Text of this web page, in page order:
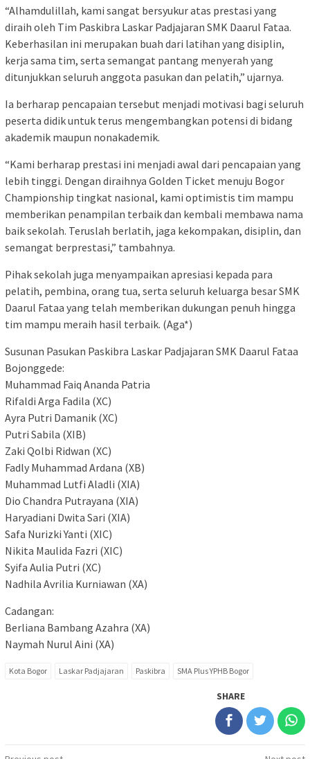
“Alhamdulillah, kami sangat bersyukur atas prestasi yang
diraih oleh Tim Paskibra Laskar Padjajaran SMK Daarul Fataa.
Keberhasilan ini merupakan buah dari latihan yang disiplin,
kerja sama tim, serta semangat pantang menyerah yang
ditunjukkan seluruh anggota pasukan dan pelatih,” ujarnya.
Ia berharap pencapaian tersebut menjadi motivasi bagi seluruh
peserta didik untuk terus mengembangkan potensi di bidang
akademik maupun nonakademik.
“Kami berharap prestasi ini menjadi awal dari pencapaian yang
lebih tinggi. Dengan diraihnya Golden Ticket menuju Bogor
Championship tingkat nasional, kami optimistis tim mampu
memberikan penampilan terbaik dan kembali membawa nama
baik sekolah. Teruslah berlatih, jaga kekompakan, disiplin, dan
semangat berprestasi,” tambahnya.
Pihak sekolah juga menyampaikan apresiasi kepada para
pelatih, pembina, orang tua, serta seluruh keluarga besar SMK
Daarul Fataa yang telah memberikan dukungan penuh hingga
tim mampu meraih hasil terbaik. (Aga*)
Susunan Pasukan Paskibra Laskar Padjajaran SMK Daarul Fataa
Bojonggede:
Muhammad Faiq Ananda Patria
Rifaldi Arga Fadila (XC)
Ayra Putri Damanik (XC)
Putri Sabila (XIB)
Zaki Qolbi Ridwan (XC)
Fadly Muhammad Ardana (XB)
Muhammad Lutfi Aladli (XIA)
Dio Chandra Putrayana (XIA)
Haryadiani Dwita Sari (XIA)
Safa Nurizki Yanti (XIC)
Nikita Maulida Fazri (XIC)
Syifa Aulia Putri (XC)
Nadhila Avrilia Kurniawan (XA)
Cadangan:
Berliana Bambang Azahra (XA)
Naymah Nurul Aini (XA)
Kota Bogor Laskar Padjajaran Paskibra SMA Plus YPHB Bogor
SHARE